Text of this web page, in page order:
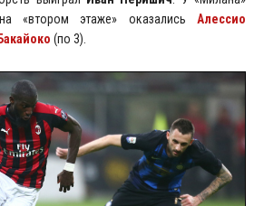
«втором этаже» оказались Алессио
(по 3).